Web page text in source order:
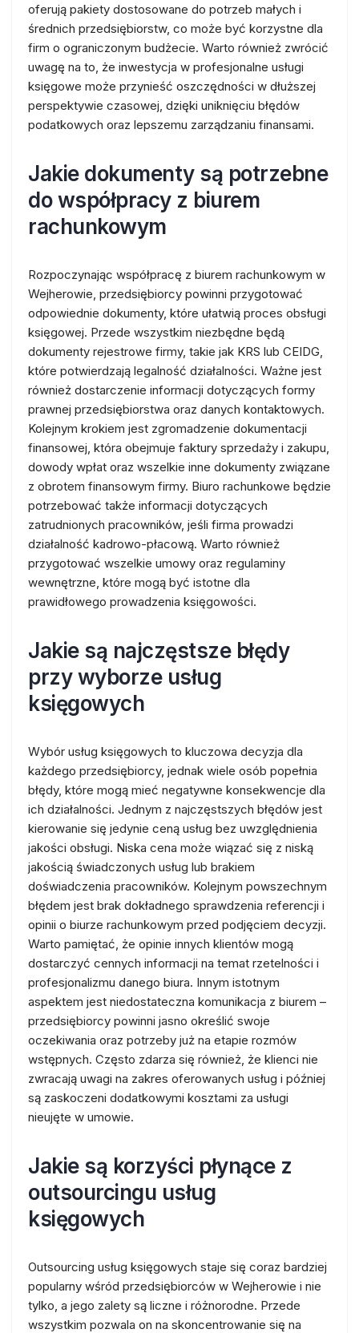
oferują pakiety dostosowane do potrzeb małych i
średnich przedsiębiorstw, co może być korzystne dla
firm o ograniczonym budżecie. Warto również zwrócić
uwagę na to, że inwestycja w profesjonalne usługi
księgowe może przynieść oszczędności w dłuższej
perspektywie czasowej, dzięki uniknięciu błędów
podatkowych oraz lepszemu zarządzaniu finansami.
Jakie dokumenty są potrzebne
do współpracy z biurem
rachunkowym
Rozpoczynając współpracę z biurem rachunkowym w
Wejherowie, przedsiębiorcy powinni przygotować
odpowiednie dokumenty, które ułatwią proces obsługi
księgowej. Przede wszystkim niezbędne będą
dokumenty rejestrowe firmy, takie jak KRS lub CEIDG,
które potwierdzają legalność działalności. Ważne jest
również dostarczenie informacji dotyczących formy
prawnej przedsiębiorstwa oraz danych kontaktowych.
Kolejnym krokiem jest zgromadzenie dokumentacji
finansowej, która obejmuje faktury sprzedaży i zakupu,
dowody wpłat oraz wszelkie inne dokumenty związane
z obrotem finansowym firmy. Biuro rachunkowe będzie
potrzebować także informacji dotyczących
zatrudnionych pracowników, jeśli firma prowadzi
działalność kadrowo-płacową. Warto również
przygotować wszelkie umowy oraz regulaminy
wewnętrzne, które mogą być istotne dla
prawidłowego prowadzenia księgowości.
Jakie są najczęstsze błędy
przy wyborze usług
księgowych
Wybór usług księgowych to kluczowa decyzja dla
każdego przedsiębiorcy, jednak wiele osób popełnia
błędy, które mogą mieć negatywne konsekwencje dla
ich działalności. Jednym z najczęstszych błędów jest
kierowanie się jedynie ceną usług bez uwzględnienia
jakości obsługi. Niska cena może wiązać się z niską
jakością świadczonych usług lub brakiem
doświadczenia pracowników. Kolejnym powszechnym
błędem jest brak dokładnego sprawdzenia referencji i
opinii o biurze rachunkowym przed podjęciem decyzji.
Warto pamiętać, że opinie innych klientów mogą
dostarczyć cennych informacji na temat rzetelności i
profesjonalizmu danego biura. Innym istotnym
aspektem jest niedostateczna komunikacja z biurem –
przedsiębiorcy powinni jasno określić swoje
oczekiwania oraz potrzeby już na etapie rozmów
wstępnych. Często zdarza się również, że klienci nie
zwracają uwagi na zakres oferowanych usług i później
są zaskoczeni dodatkowymi kosztami za usługi
nieujęte w umowie.
Jakie są korzyści płynące z
outsourcingu usług
księgowych
Outsourcing usług księgowych staje się coraz bardziej
popularny wśród przedsiębiorców w Wejherowie i nie
tylko, a jego zalety są liczne i różnorodne. Przede
wszystkim pozwala on na skoncentrowanie się na